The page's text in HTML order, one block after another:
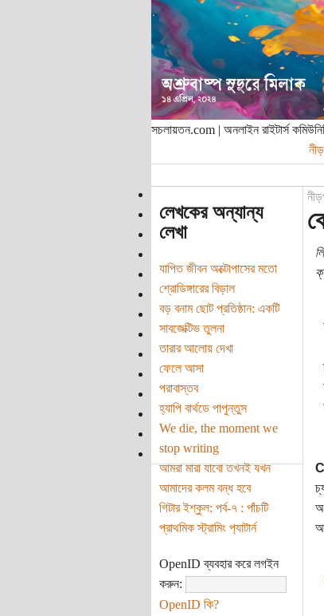
সচলায়তন.com | অনলাইন রাইটার্স
লেখকের অন্যান্য
লেখা
যাপিত জীবন অক্টোপাসের মতো
শ্রোডিঙ্গারের বিড়াল
বড় বনাম ছোট প্রতিষ্ঠান: একটি
সাবজেক্টিভ তুলনা
তারার আলোয় দেখা
ফেলে আসা
পরাবাস্তব
হ্যাপি বার্থডে পাপুন্তুস
We die, the moment we
stop writing
আমরা মারা যাবো তখনই যখন
আমাদের কলম বন্ধ হবে
গিটার ইশ্‌কুল: পর্ব-৭ : পাঁচটি
প্রাথমিক স্ট্রামিং প‌্যাটার্ন
OpenID ব্যবহার করে লগইন
করুন:
OpenID কি?